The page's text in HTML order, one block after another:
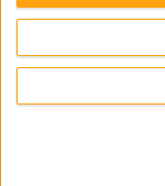
metalowe i